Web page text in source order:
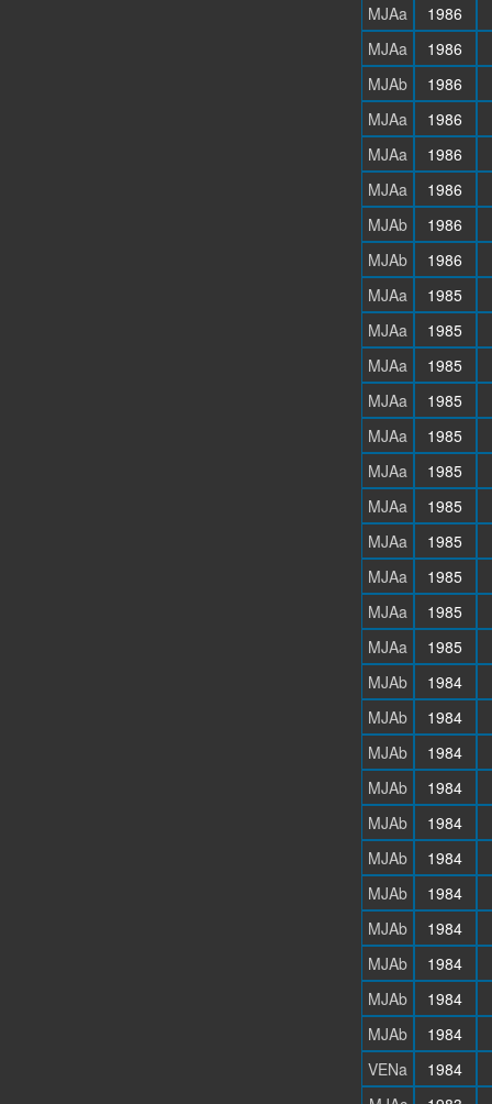
MJAa
1986
MJAa
1986
MJAb
1986
MJAa
1986
MJAa
1986
MJAa
1986
MJAb
1986
MJAb
1986
MJAa
1985
MJAa
1985
MJAa
1985
MJAa
1985
MJAa
1985
MJAa
1985
MJAa
1985
MJAa
1985
MJAa
1985
MJAa
1985
MJAa
1985
MJAb
1984
MJAb
1984
MJAb
1984
MJAb
1984
MJAb
1984
MJAb
1984
MJAb
1984
MJAb
1984
MJAb
1984
MJAb
1984
MJAb
1984
VENa
1984